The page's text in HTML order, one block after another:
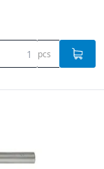
pcs